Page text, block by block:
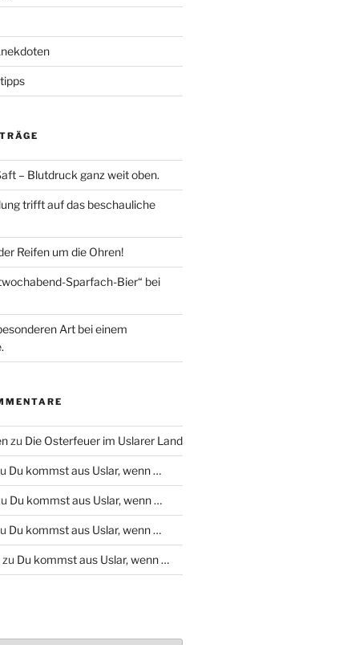
– Blutdruck ganz weit oben.
trifft auf das beschauliche
Reifen um die Ohren!
Sparfach-Bier“ bei
Art bei einem
zu Die Osterfeuer im Uslarer Land
Du kommst aus Uslar, wenn …
Du kommst aus Uslar, wenn …
Du kommst aus Uslar, wenn …
zu Du kommst aus Uslar, wenn …